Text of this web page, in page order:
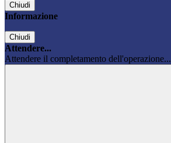
Chiudi
Informazione
Chiudi
Attendere...
Attendere il completamento dell'operazione...